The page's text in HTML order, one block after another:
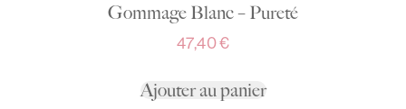
Gommage Blanc – Pureté
47,40€
Ajouter au panier